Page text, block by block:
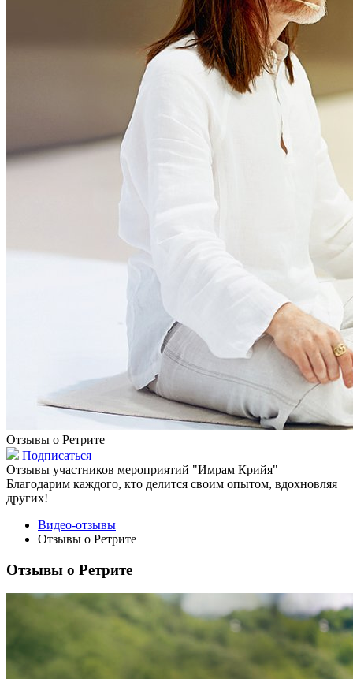
Отзывы о Ретрите
Подписаться
Отзывы участников мероприятий "Имрам Крийя"
Благодарим каждого, кто делится своим опытом, вдохновляя
других!
Видео-отзывы
Отзывы о Ретрите
Отзывы о Ретрите